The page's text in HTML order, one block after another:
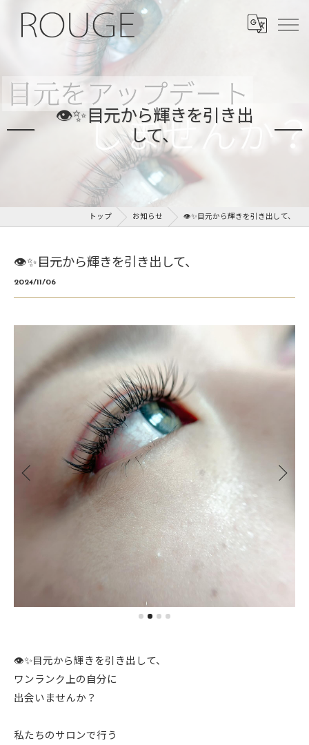
👁️✨目元から輝きを引き出
して、
トップ お知らせ 👁️✨目元から輝きを引き出して、
👁️✨目元から輝きを引き出して、
2024/11/06
👁️✨目元から輝きを引き出して、
ワンランク上の自分に
出会いませんか？
私たちのサロンで行う